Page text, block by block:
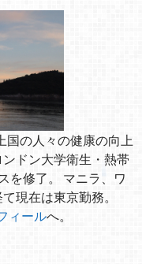
国の人々の健康の向上
ドン大学衛生・熱帯
を修了。 マニラ、ワ
現在は東京勤務。
ィールへ。